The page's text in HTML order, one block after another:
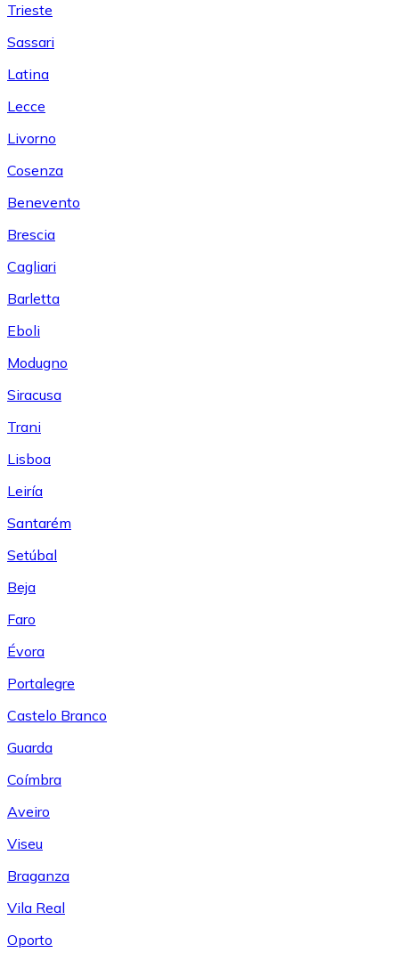
Trieste
Sassari
Latina
Lecce
Livorno
Cosenza
Benevento
Brescia
Cagliari
Barletta
Eboli
Modugno
Siracusa
Trani
Lisboa
Leiría
Santarém
Setúbal
Beja
Faro
Évora
Portalegre
Castelo Branco
Guarda
Coímbra
Aveiro
Viseu
Braganza
Vila Real
Oporto